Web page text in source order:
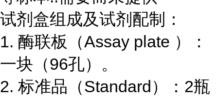
试剂盒组成及试剂配制：
1. 酶联板（Assay plate ）：
一块（96孔）。
2. 标准品（Standard）： 2瓶